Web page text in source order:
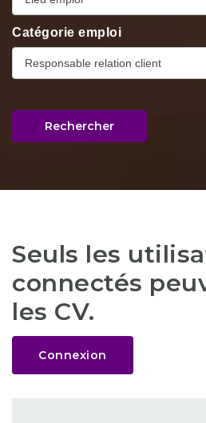
Catégorie emploi
Responsable relation client
Rechercher
Seuls les
connectés
les CV.
Connexion